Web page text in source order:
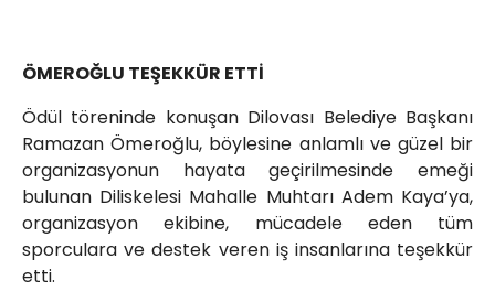
ÖMEROĞLU TEŞEKKÜR ETTİ
Ödül töreninde konuşan Dilovası Belediye Başkanı
Ramazan Ömeroğlu, böylesine anlamlı ve güzel bir
organizasyonun hayata geçirilmesinde emeği
bulunan Diliskelesi Mahalle Muhtarı Adem Kaya’ya,
organizasyon ekibine, mücadele eden tüm
sporculara ve destek veren iş insanlarına teşekkür
etti.